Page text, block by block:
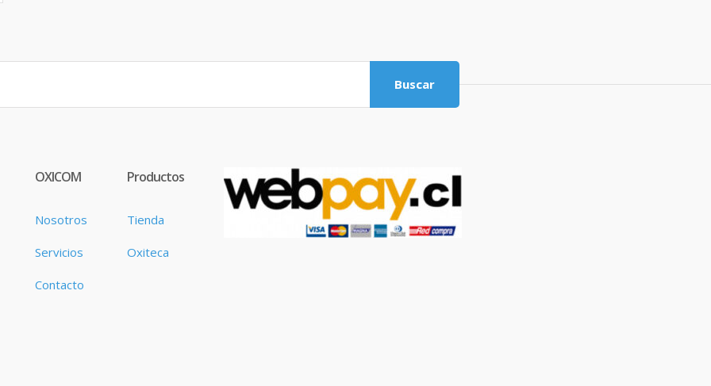
Buscar
OXICOM
Nosotros
Servicios
Contacto
Productos
Tienda
Oxiteca